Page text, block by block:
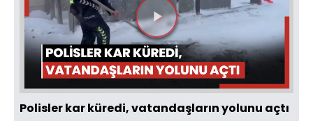
Videoyu
Oynat
Polisler kar küredi, vatandaşların yolunu açtı